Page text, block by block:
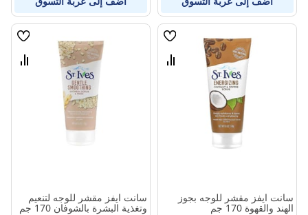
قائمة
قارن
سانت ايفز مقشر للوجه بجوز
الهند والقهوة 170 جم
قائمة
قارن
سانت ايفز مقشر للوجه لتنعيم
وتغذية البشرة بالشوفان 170 جم